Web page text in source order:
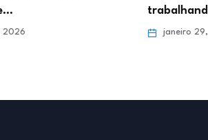
trabalhando de…
janeiro 29, 2026